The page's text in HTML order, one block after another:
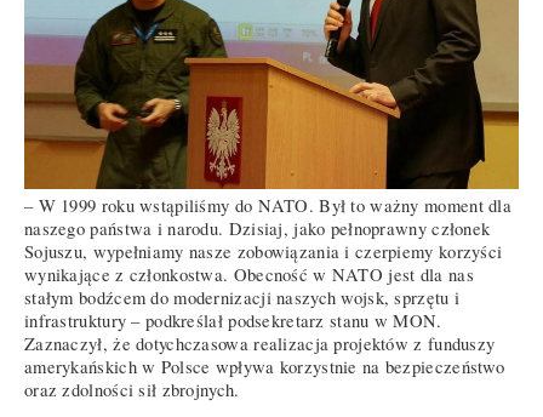
– W 1999 roku wstąpiliśmy do NATO. Był to ważny moment dla
naszego państwa i narodu. Dzisiaj, jako pełnoprawny członek
Sojuszu, wypełniamy nasze zobowiązania i czerpiemy korzyści
wynikające z członkostwa. Obecność w NATO jest dla nas
stałym bodźcem do modernizacji naszych wojsk, sprzętu i
infrastruktury – podkreślał podsekretarz stanu w MON.
Zaznaczył, że dotychczasowa realizacja projektów z funduszy
amerykańskich w Polsce wpływa korzystnie na bezpieczeństwo
oraz zdolności sił zbrojnych.